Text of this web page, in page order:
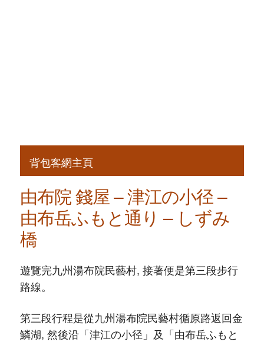
背包客網主頁
由布院 錢屋 – 津江の小径 –
由布岳ふもと通り – しずみ
橋
遊覽完九州湯布院民藝村, 接著便是第三段步行
路線。
第三段行程是從九州湯布院民藝村循原路返回金
鱗湖, 然後沿「津江の小径」及「由布岳ふもと